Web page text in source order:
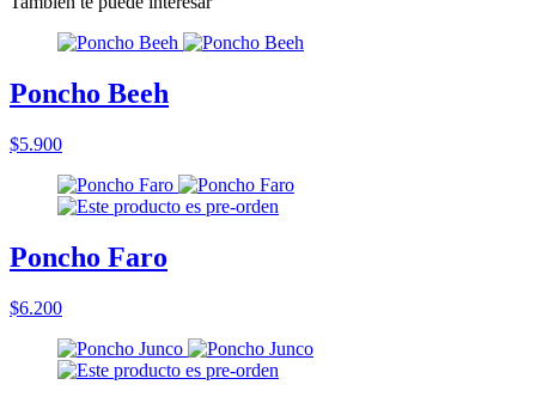
Poncho Beeh
$5.900
Poncho Faro
$6.200